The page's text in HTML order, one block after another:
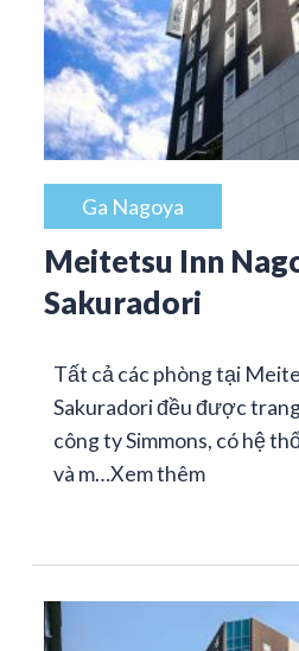
Ga Nagoya
Meitetsu Inn
Sakuradori
Tất cả các phòng tại
Sakuradori đều được
công ty Simmons, có hệ
và m…Xem thêm